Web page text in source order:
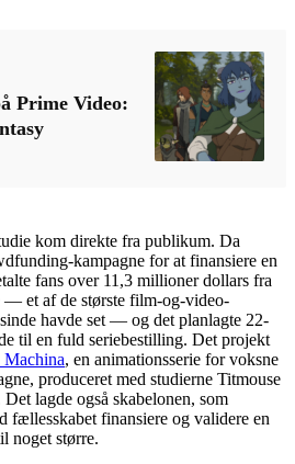
Prime Video:
kom direkte fra publikum. Da
kampagne for at finansiere en
fans over 11,3 millioner dollars fra
— et af de største film-og-video-
havde set — og det planlagte 22-
til en fuld seriebestilling. Det projekt
, en animationsserie for voksne
produceret med studierne Titmouse
lagde også skabelonen, som
fællesskabet finansiere og validere en
noget større.